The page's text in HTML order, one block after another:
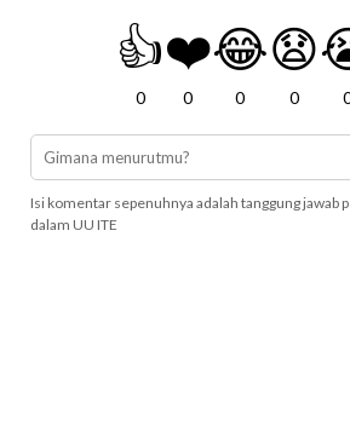
👍
0
❤️
0
😂
0
😧
0
Isi komentar sepenuhnya adalah tanggung jawab
dalam UU ITE